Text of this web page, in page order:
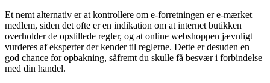
Et nemt alternativ er at kontrollere om e-forretningen er e-mærket
medlem, siden det ofte er en indikation om at internet butikken
overholder de opstillede regler, og at online webshoppen jævnligt
vurderes af eksperter der kender til reglerne. Dette er desuden en
god chance for opbakning, såfremt du skulle få besvær i forbindelse
med din handel.